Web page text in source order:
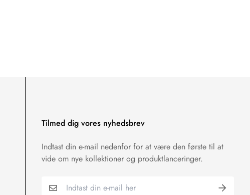
Tilmed dig vores nyhedsbrev
Indtast din e-mail nedenfor for at være den første til at
vide om nye kollektioner og produktlanceringer.